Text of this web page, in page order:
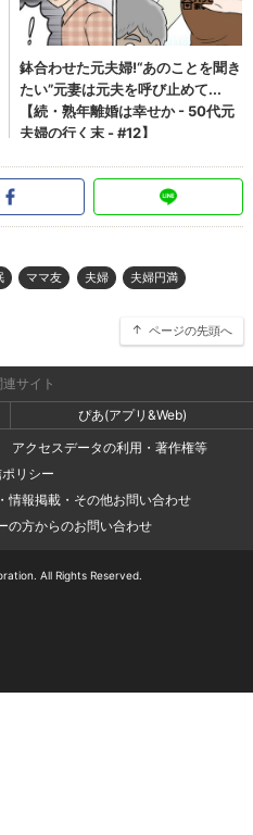
ママ友 夫婦 夫婦円満
ページの先頭へ
サイト
ぴあ(アプリ&Web)
アクセスデータの利用・著作権等
リシー
情報掲載・その他お問い合わせ
の方からのお問い合わせ
All Rights Reserved.